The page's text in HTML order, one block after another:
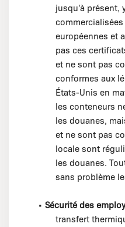
jusqu'à présent,
européennes et
pas ces
et ne sont pas
conformes aux
États-Unis en
les conteneurs
les douanes,
et ne sont pas
locale sont
les douanes.
sans problème
• Sécurité des
transfert